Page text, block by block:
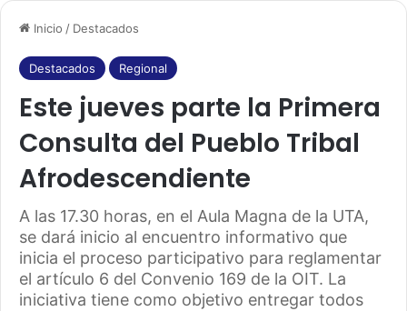
Inicio / Destacados
Destacados Regional
Este jueves parte la Primera
Consulta del Pueblo Tribal
Afrodescendiente
A las 17.30 horas, en el Aula Magna de la UTA,
se dará inicio al encuentro informativo que
inicia el proceso participativo para reglamentar
el artículo 6 del Convenio 169 de la OIT. La
iniciativa tiene como objetivo entregar todos
e
b
o
o
k
u
b